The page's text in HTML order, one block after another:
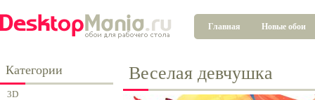
Главная Новые обои
Категории
3D
Веселая девчушка